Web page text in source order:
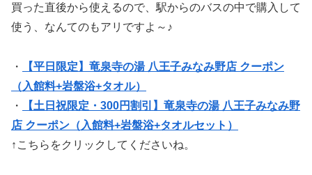
買った直後から使えるので、駅からのバスの中で購入して
使う、なんてのもアリですよ～♪
・
【平日限定】竜泉寺の湯 八王子みなみ野店 クーポン
（入館料+岩盤浴+タオル）
・
【土日祝限定・300円割引】竜泉寺の湯 八王子みなみ野
店 クーポン（入館料+岩盤浴+タオルセット）
↑こちらをクリックしてくださいね。